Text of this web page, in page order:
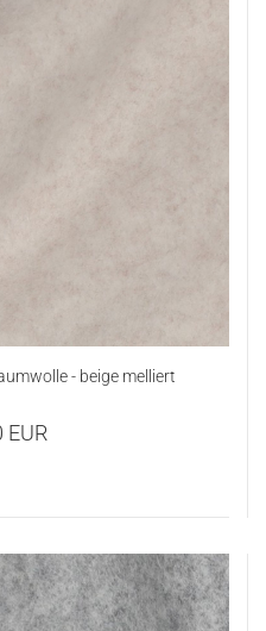
- beige melliert
EUR